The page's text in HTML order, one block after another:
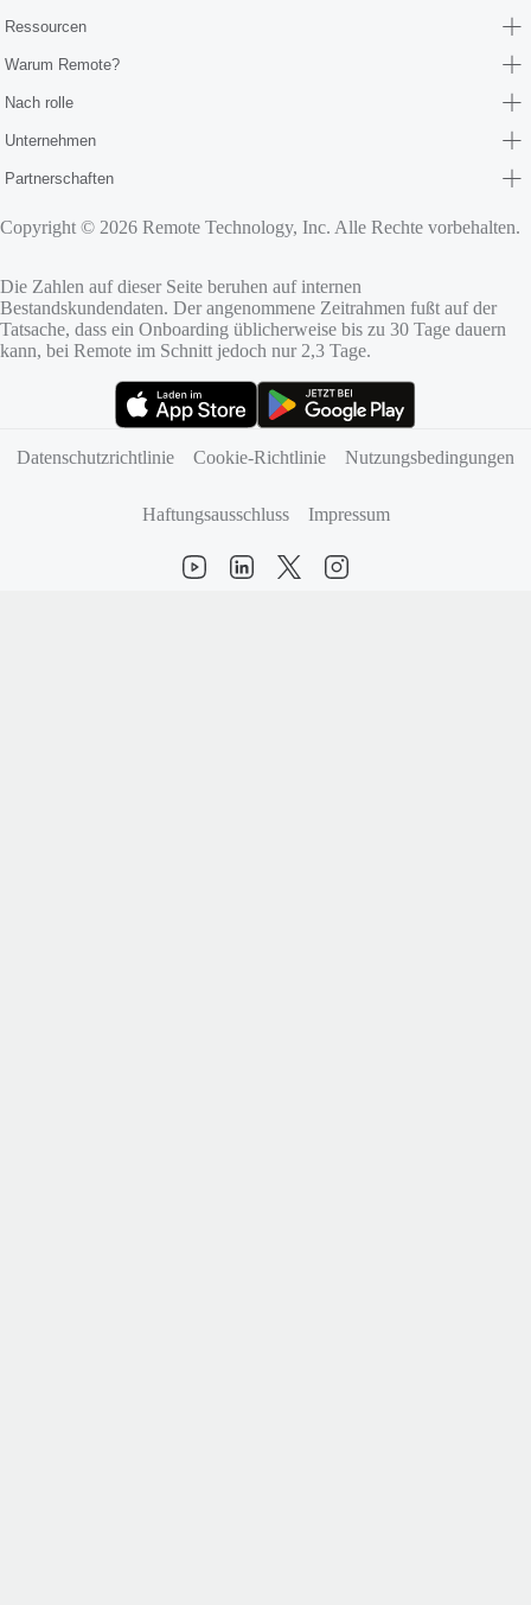
Ressourcen
Warum Remote?
Nach rolle
Unternehmen
Partnerschaften
Copyright © 2026 Remote Technology, Inc. Alle Rechte vorbehalten.
Die Zahlen auf dieser Seite beruhen auf internen
Bestandskundendaten. Der angenommene Zeitrahmen fußt auf der
Tatsache, dass ein Onboarding üblicherweise bis zu 30 Tage dauern
kann, bei Remote im Schnitt jedoch nur 2,3 Tage.
Datenschutzrichtlinie
Cookie-Richtlinie Nutzungsbedingungen
Haftungsausschluss Impressum